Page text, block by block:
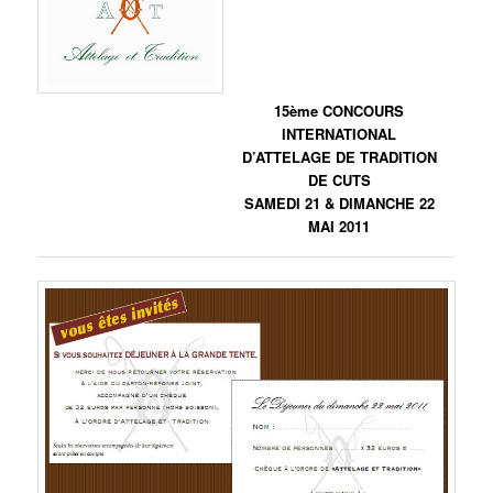
15ème CONCOURS
INTERNATIONAL
D’ATTELAGE DE TRADITION
DE CUTS
SAMEDI 21 & DIMANCHE 22
MAI 2011